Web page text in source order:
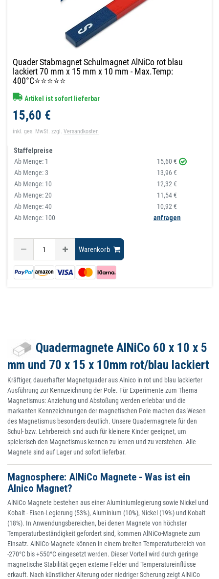
Quader Stabmagnet Schulmagnet AlNiCo rot blau
lackiert 70 mm x 15 mm x 10 mm - Max.Temp:
400°C⭐⭐⭐⭐⭐
Artikel ist sofort lieferbar
15,60 €
inkl. ges. MwSt. zzgl.Versandkosten
Staffelpreise
Ab Menge: 1
15,60 €
Ab Menge:3
13,96 €
Ab Menge: 10
12,32 €
Ab Menge:20
11,54 €
Ab Menge:40
10,92 €
Ab Menge: 100
anfragen
Warenkorb
Quadermagnete AlNiCo 60 x 10 x 5
mm und 70 x 15 x 10mm rot/blau lackiert
Kräftiger, dauerhafter Magnetquader aus Alnico in rot und blau lackierter
Ausführung zur Kennzeichnung der Pole. Für Experimente zum Thema
Magnetismus: Anziehung und Abstoßung werden erlebbar und die
markanten Kennzeichnungen der magnetischen Pole machen das Wesen
des Magnetismus besonders deutlich. Unsere Quadermagnete für den
Schul- bzw. Lehrbereich sind auch für kleinere Kinder geeignet, um
spielerisch den Magnetismus kennen zu lernen und zu verstehen. Alle
Magnete sind auf Lager und sofort lieferbar.
Magnosphere: AlNiCo Magnete - Was ist ein
Alnico Magnet?
AlNiCo Magnete bestehen aus einer Aluminiumlegierung sowie Nickel und
Kobalt - Eisen-Legierung (53%), Aluminium (10%), Nickel (19%) und Kobalt
(18%). In Anwendungsbereichen, bei denen Magnete von höchster
Temperaturbeständigkeit gefordert sind, kommen AlNiCo-Magnete zum
Einsatz. AlNiCo-Magnete können in einem breiten Temperaturbereich von
-270°C bis +550°C eingesetzt werden. Dieser Vorteil wird durch geringe
magnetische Stabilität gegen externe Felder und Temperatureinflüsse
erkauft. Nach künstlicher Alterung oder niedriger Scherung zeigt AlNiCo